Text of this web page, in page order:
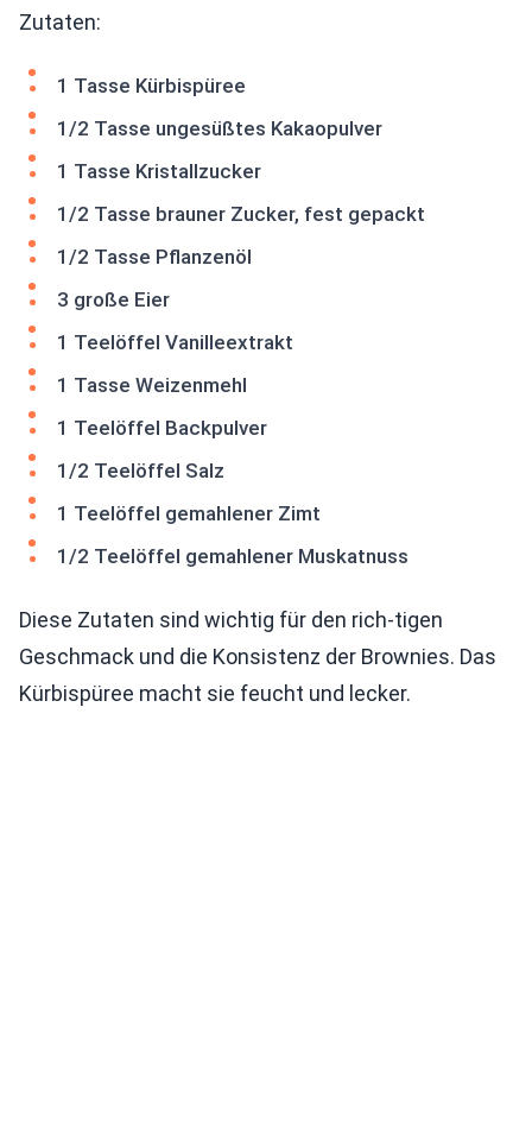
Zutaten:
1 Tasse Kürbispüree
1/2 Tasse ungesüßtes Kakaopulver
1 Tasse Kristallzucker
1/2 Tasse brauner Zucker, fest gepackt
1/2 Tasse Pflanzenöl
3 große Eier
1 Teelöffel Vanilleextrakt
1 Tasse Weizenmehl
1 Teelöffel Backpulver
1/2 Teelöffel Salz
1 Teelöffel gemahlener Zimt
1/2 Teelöffel gemahlener Muskatnuss
Diese Zutaten sind wichtig für den rich-tigen
Geschmack und die Konsistenz der Brownies. Das
Kürbispüree macht sie feucht und lecker.